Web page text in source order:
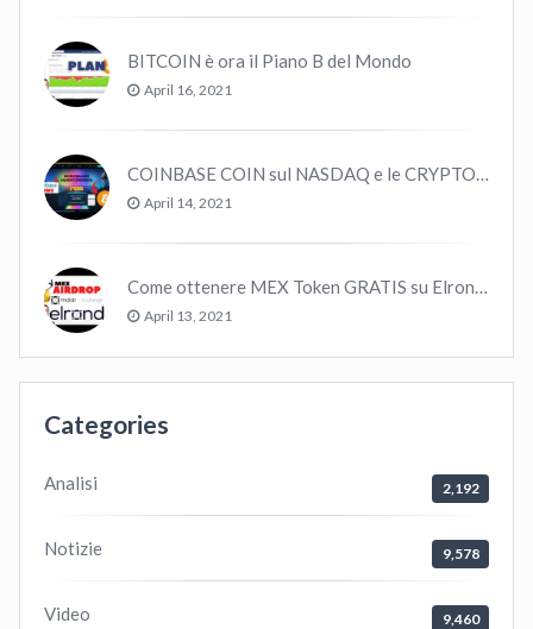
BITCOIN è ora il Piano B del Mondo
April 16, 2021
COINBASE COIN sul NASDAQ e le CRYPTO volano!
April 14, 2021
Come ottenere MEX Token GRATIS su Elrond ?
April 13, 2021
Categories
Analisi 2,192
Notizie 9,578
Video 9,460